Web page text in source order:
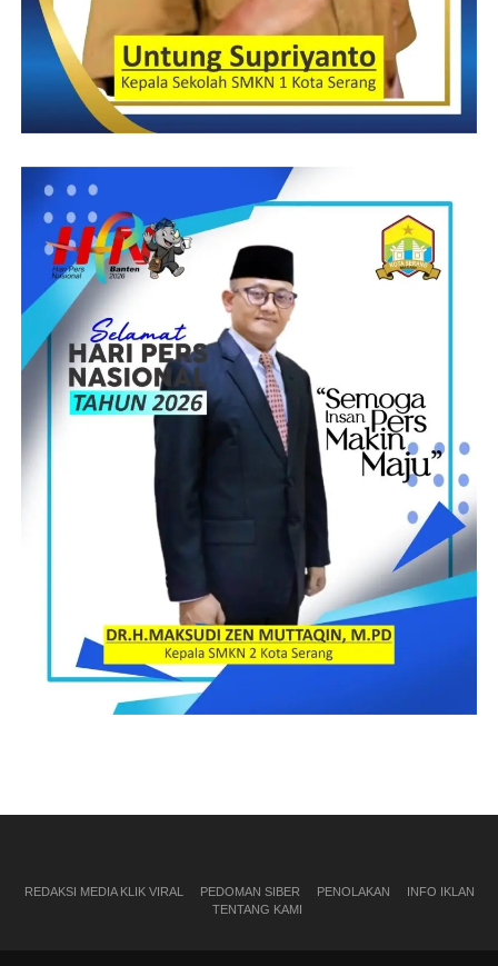
REDAKSI MEDIA KLIK VIRAL PEDOMAN SIBER PENOLAKAN
INFO IKLAN
TENTANG KAMI